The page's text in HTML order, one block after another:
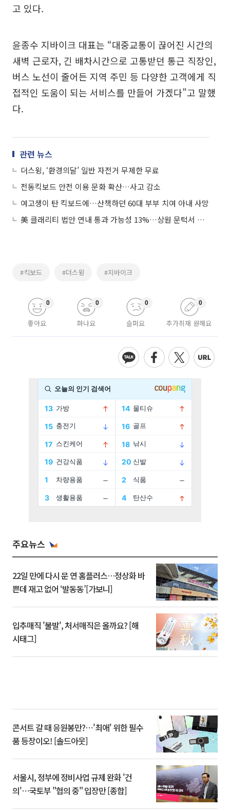
고 있다.
윤종수 지바이크 대표는 “대중교통이 끊어진 시간의
새벽 근로자, 긴 배차시간으로 고통받던 통근 직장인,
버스 노선이 줄어든 지역 주민 등 다양한 고객에게 직
접적인 도움이 되는 서비스를 만들어 가겠다”고 말했
다.
관련 뉴스
더스윙, ‘환경의달’ 일반 자전거 무제한 무료
전동킥보드 안전 이용 문화 확산…사고 감소
여고생이 탄 킥보드에…산책하던 60대 부부 치여 아내 사망
美 클래리티 법안 연내 통과 가능성 13%…상원 문턱서 제동
#킥보드 #더스윙 #지바이크
좋아요
0
화나요
0
슬퍼요
0
추가취재 원해요
0
주요뉴스
22일 만에 다시 문 연 홈플러스…정상화 바
쁜데 재고 없어 ‘발동동’[가보니]
입추매직 '불발', 처서매직은 올까요? [해
시태그]
콘서트 갈 때 응원봉만?⋯'최애' 위한 필수
품 등장이오! [솔드아웃]
서울시, 정부에 정비사업 규제 완화 '건
의'⋯국토부 "협의 중" 입장만 [종합]